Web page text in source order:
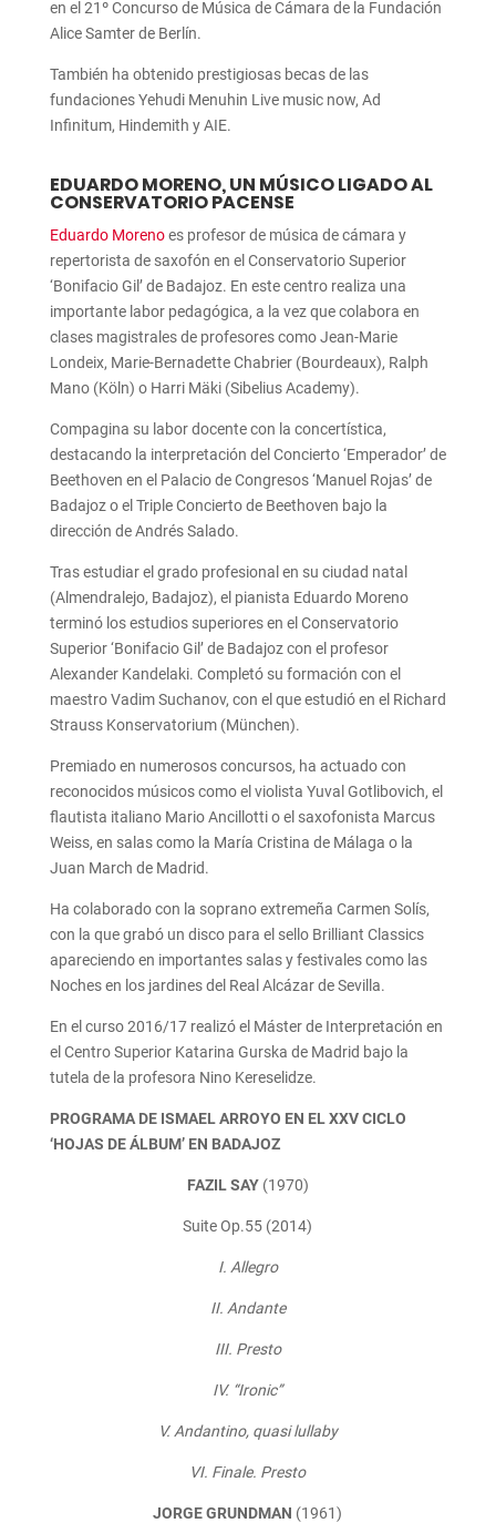
en el 21º Concurso de Música de Cámara de la Fundación
Alice Samter de Berlín.
También ha obtenido prestigiosas becas de las
fundaciones Yehudi Menuhin Live music now, Ad
Infinitum, Hindemith y AIE.
EDUARDO MORENO, UN MÚSICO LIGADO AL
CONSERVATORIO PACENSE
Eduardo Morenoes profesor de música de cámara y
repertorista de saxofón en el Conservatorio Superior
‘Bonifacio Gil’ de Badajoz. En este centro realiza una
importante labor pedagógica, a la vez que colabora en
clases magistrales de profesores como Jean-Marie
Londeix, Marie-Bernadette Chabrier (Bourdeaux), Ralph
Mano (Köln) o Harri Mäki (Sibelius Academy).
Compagina su labor docente con la concertística,
destacando la interpretación del Concierto ‘Emperador’ de
Beethoven en el Palacio de Congresos ‘Manuel Rojas’ de
Badajoz o el Triple Concierto de Beethoven bajo la
dirección de Andrés Salado.
Tras estudiar el grado profesional en su ciudad natal
(Almendralejo, Badajoz), el pianista Eduardo Moreno
terminó los estudios superiores en el Conservatorio
Superior ‘Bonifacio Gil’ de Badajoz con el profesor
Alexander Kandelaki. Completó su formación con el
maestro Vadim Suchanov, con el que estudió en el Richard
Strauss Konservatorium (München).
Premiado en numerosos concursos, ha actuado con
reconocidos músicos como el violista Yuval Gotlibovich, el
flautista italiano Mario Ancillotti o el saxofonista Marcus
Weiss, en salas como la María Cristina de Málaga o la
Juan March de Madrid.
Ha colaborado con la soprano extremeña Carmen Solís,
con la que grabó un disco para el sello Brilliant Classics
apareciendo en importantes salas y festivales como las
Noches en los jardines del Real Alcázar de Sevilla.
En el curso 2016/17 realizó el Máster de Interpretación en
el Centro Superior Katarina Gurska de Madrid bajo la
tutela de la profesora Nino Kereselidze.
PROGRAMA DE ISMAEL ARROYO EN EL XXV CICLO
‘HOJAS DE ÁLBUM’ EN BADAJOZ
FAZIL SAY(1970)
Suite Op.55 (2014)
I. Allegro
II. Andante
III. Presto
IV. “Ironic”
V. Andantino, quasi lullaby
VI. Finale. Presto
JORGE GRUNDMAN (1961)